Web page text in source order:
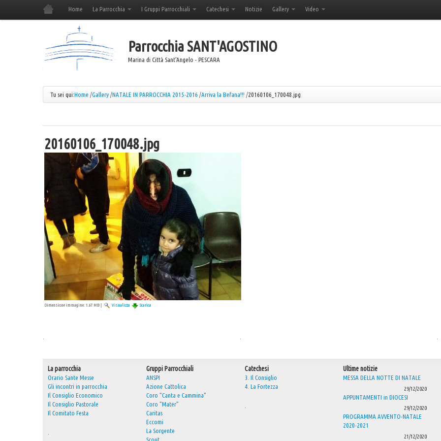
Home La Parrocchia I Gruppi Parrocchiali Catechesi Notizie Gallery Video
Parrocchia SANT'AGOSTINO
Marina di Città Sant'Angelo - PESCARA
Tu sei qui:Home /Gallery /NATALE IN PARROCCHIA 2015-2016 /Arriva la Befana!!! /20160106_170048.jpg
20160106_170048.jpg
Dimensione immagine: 1.67 MB | Visualizza Scarica
La parrocchia
Orario Sante Messe
Gli incontri in parrocchia
Il Consiglio Economico
Il Consiglio Pastorale
Il Comitato Festa
Gruppi Parrocchiali
ANSPI
Azione Cattolica
Coro "Canta e Cammina"
Coro "Mater"
Caritas
Eccomi
La Sorgente
Scout
Catechesi
3. Il Consiglio
4. La Fortezza
Ultime notizie
MESSA DELLA NOTTE DI NATALE
29/12/2020
APPUNTAMENTI in DIOCESI
29/12/2020
PROGRAMMA AVVENTO-NATALE
2020-2021
21/12/2020